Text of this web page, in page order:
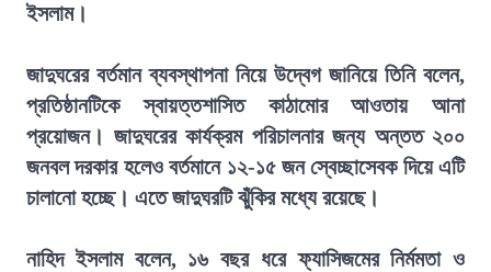
ইসলাম।
জাদুঘরের বর্তমান ব্যবস্থাপনা নিয়ে উদ্বেগ জানিয়ে তিনি বলেন,
প্রতিষ্ঠানটিকে স্বায়ত্তশাসিত কাঠামোর আওতায় আনা
প্রয়োজন। জাদুঘরের কার্যক্রম পরিচালনার জন্য অন্তত ২০০
জনবল দরকার হলেও বর্তমানে ১২-১৫ জন স্বেচ্ছাসেবক দিয়ে এটি
চালানো হচ্ছে। এতে জাদুঘরটি ঝুঁকির মধ্যে রয়েছে।
নাহিদ ইসলাম বলেন, ১৬ বছর ধরে ফ্যাসিজমের নির্মমতা ও